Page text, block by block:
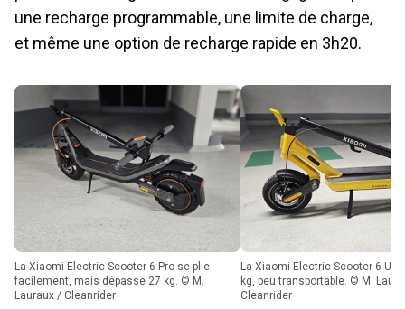
une recharge programmable, une limite de charge,
et même une option de recharge rapide en 3h20.
La Xiaomi Electric Scooter 6 Pro se plie
facilement, mais dépasse 27 kg. © M.
Lauraux / Cleanrider
La Xiaomi Electric Scooter 6 Ultra pèse 33,7
kg, peu transportable. © M.
Cleanrider